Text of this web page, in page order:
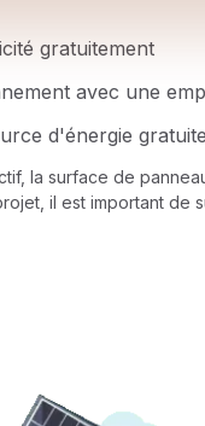
gratuitement
avec une
d'énergie
la surface de
il est important de